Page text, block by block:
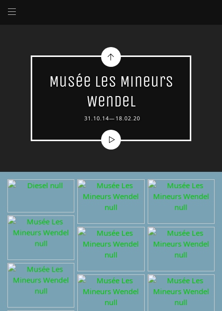
Musée Les Mineurs
Wendel
31.10.14—18.02.20